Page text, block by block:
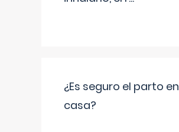
¿Es seguro el parto en
casa?